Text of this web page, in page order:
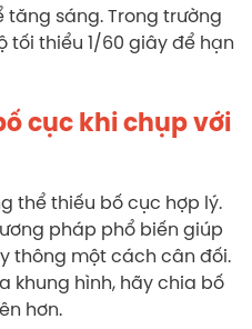
sáng. Trong trường
tối thiểu 1/60 giây để hạn
cục khi chụp với
thể thiếu bố cục hợp lý.
pháp phổ biến giúp
thông một cách cân đối.
khung hình, hãy chia bố
hơn.